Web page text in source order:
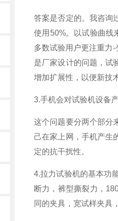
答案是否定的。我咨询
使用50%。以试验曲线
多数试验用户更注重力
是厂家设计的问题，试
增加扩展性，以便新技
3.手机会对试验机设备
这个问题要分两个部分
己在家上网，手机产生
定的抗干扰性。
4.拉力试验机的基本功
断力，裤型撕裂力，
同的夹具，宽试样夹具